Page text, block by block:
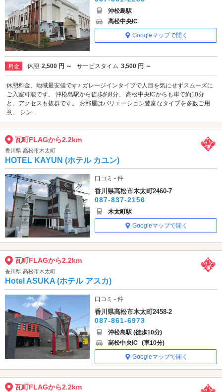
沖松島駅
高松中央IC
Googleマップで開く
料金 休憩 2,500 円 ～ サービスタイム 3,500 円 ～
休憩料金、地域最安値です♪ ガレージインタイプで人目を気にせずスムーズに
ご入室可能です。 沖松島駅から徒歩約8分、 高松中央ICからも車で約10分
と、アクセスも抜群です。 お部屋はバリエーション豊富なタイプを多数ご用
意。 シン...
瓦町FLAGから2.2km
香川県 高松市木太町
HOTEL KAYUN (ホテル カユン)
口コミ - 件
香川県高松市木太町2460-7
087-837-2156
木太町駅
Googleマップで開く
瓦町FLAGから2.2km
香川県 高松市木太町
Hotel ASUKA (ホテル アスカ)
口コミ - 件
香川県高松市木太町2458-2
087-861-6973
沖松島駅 (徒歩10分)
高松中央IC (車10分)
Googleマップで開く
瓦町FLAGから2.2km